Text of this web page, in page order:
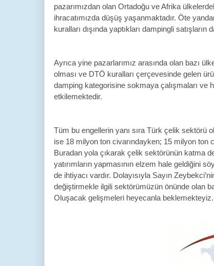
pazarımızdan olan Ortadoğu ve Afrika
ihracatımızda düşüş yaşanmaktadır. Öte
kuralları dışında yaptıkları dampingli
Ayrıca yine pazarlarımız arasında olan bazı
olması ve DTÖ kuralları çerçevesinde gelen
damping kategorisine sokmaya çalışmaları ve
etkilemektedir.
Tüm bu engellerin yanı sıra Türk çelik sektörü
ise 18 milyon ton civarındayken; 15 milyon ton
Buradan yola çıkarak çelik sektörünün katma
yatırımların yapmasının elzem hale geldiğini
de ihtiyacı vardır. Dolayısıyla Sayın
değiştirmekle ilgili sektörümüzün önünde olan
Oluşacak gelişmeleri heyecanla beklemekteyiz.